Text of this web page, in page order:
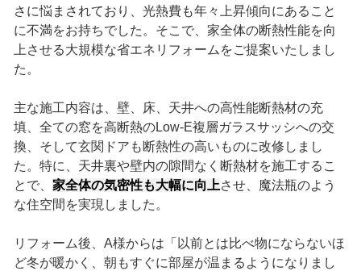
さに悩まされており、光熱費も年々上昇傾向にあること
に不満をお持ちでした。そこで、家全体の断熱性能を向
上させる大規模な省エネリフォームをご提案いたしまし
た。
主な施工内容は、壁、床、天井への高性能断熱材の充
填、全ての窓を高断熱のLow-E複層ガラスサッシへの交
換、そして玄関ドアも断熱性の高いものに改修しまし
た。特に、天井裏や壁内の隙間なく断熱材を施工するこ
とで、 家全体の気密性も大幅に向上させ、魔法瓶のよう
な住空間を実現しました。
リフォーム後、A様からは「以前とは比べ物にならないほ
ど冬が暖かく、朝もすぐに部屋が温まるようになりまし